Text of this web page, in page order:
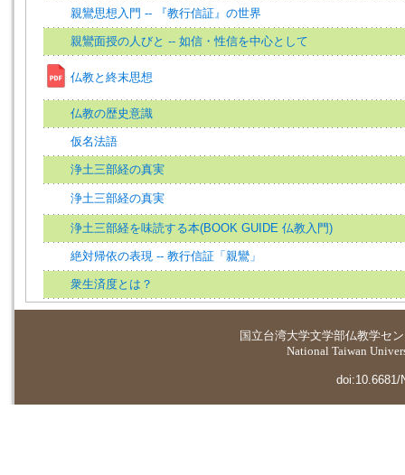
親鸞思想入門 -- 『教行信証』の世界
親鸞面授の人びと -- 如信・性信を中心として
仏教と終末思想
仏教の歴史意識
仮名法語
浄土三部経の真実
浄土三部経の真実
浄土三部経を味読する本(BOOK GUIDE 仏教入門)
絶対帰依の表現 -- 教行信証「親鸞」
衆生済度とは？
国立台湾大学文学部仏教学セ
National Taiwan
doi:10.6681/